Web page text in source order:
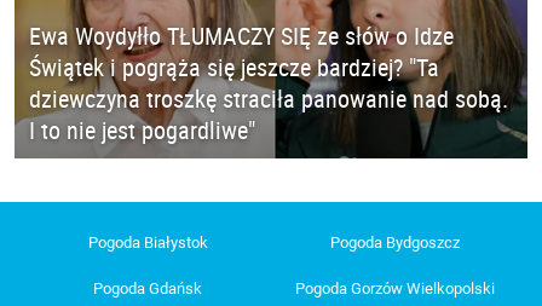
Ewa Woydyłło TŁUMACZY SIĘ ze słów o Idze
Świątek i pogrąża się jeszcze bardziej? "Ta
dziewczyna troszkę straciła panowanie nad sobą.
I to nie jest pogardliwe"
Pogoda Białystok Pogoda Bydgoszcz
Pogoda Gdańsk
Pogoda Gorzów Wielkopolski